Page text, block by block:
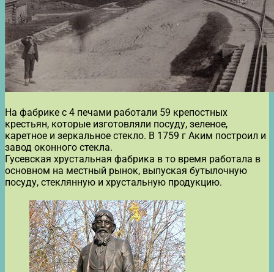
На фабрике с 4 печами работали 59 крепостных
крестьян, которые изготовляли посуду, зеленое,
каретное и зеркальное стекло. В 1759 г Аким построил и
завод оконного стекла.
Гусевская хрустальная фабрика в то время работала в
основном на местный рынок, выпуская бутылочную
посуду, стеклянную и хрустальную продукцию.